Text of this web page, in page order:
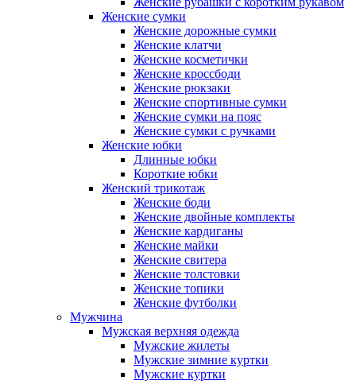
Женские сумки
Женские дорожные сумки
Женские клатчи
Женские косметички
Женские кроссбоди
Женские рюкзаки
Женские спортивные сумки
Женские сумки на пояс
Женские сумки с ручками
Женские юбки
Длинные юбки
Короткие юбки
Женский трикотаж
Женские боди
Женские двойные комплекты
Женские кардиганы
Женские майки
Женские свитера
Женские толстовки
Женские топики
Женские футболки
Мужчина
Мужская верхняя одежда
Мужские жилеты
Мужские зимние куртки
Мужские куртки